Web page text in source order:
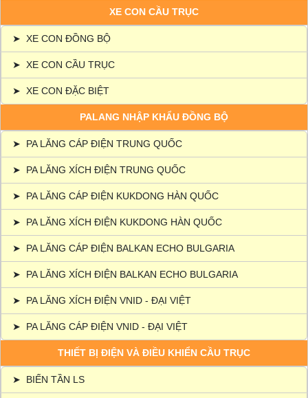
XE CON CẦU TRỤC
➤ XE CON ĐỒNG BỘ
➤ XE CON CẦU TRỤC
➤ XE CON ĐẶC BIỆT
PALANG NHẬP KHẨU ĐỒNG BỘ
➤ PA LĂNG CÁP ĐIỆN TRUNG QUỐC
➤ PA LĂNG XÍCH ĐIỆN TRUNG QUỐC
➤ PA LĂNG CÁP ĐIỆN KUKDONG HÀN QUỐC
➤ PA LĂNG XÍCH ĐIỆN KUKDONG HÀN QUỐC
➤ PA LĂNG CÁP ĐIỆN BALKAN ECHO BULGARIA
➤ PA LĂNG XÍCH ĐIỆN BALKAN ECHO BULGARIA
➤ PA LĂNG XÍCH ĐIỆN VNID - ĐẠI VIỆT
➤ PA LĂNG CÁP ĐIỆN VNID - ĐẠI VIỆT
THIẾT BỊ ĐIỆN VÀ ĐIỀU KHIỂN CẦU TRỤC
➤ BIẾN TẦN LS